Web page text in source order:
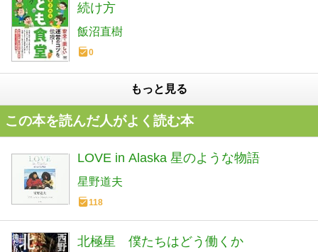
続け方
飯沼直樹
0
もっと見る
この本を読んだ人がよく読む本
LOVE in Alaska 星のような物語
星野道夫
118
北極星 僕たちはどう働くか